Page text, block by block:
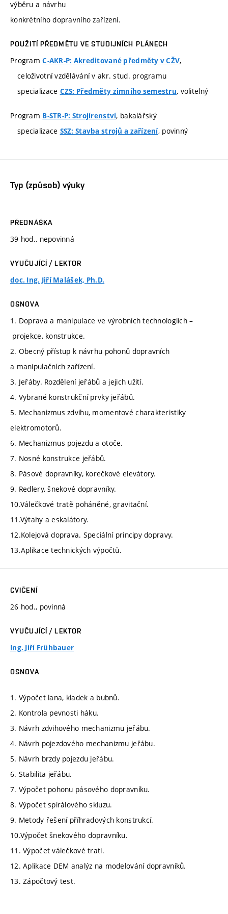
výběru a návrhu
konkrétního dopravního zařízení.
POUŽITÍ PŘEDMĚTU VE STUDIJNÍCH PLÁNECH
ProgramC-AKR-P: Akreditované předměty v CŽV,
celoživotní vzdělávání v akr. stud. programu
specializace CZS: Předměty zimního semestru, volitelný
Program B-STR-P: Strojírenství, bakalářský
specializace SSZ: Stavba strojů a zařízení, povinný
Typ (způsob) výuky
PŘEDNÁŠKA
39 hod., nepovinná
VYUČUJÍCÍ / LEKTOR
doc. Ing. Jiří Malášek, Ph.D.
OSNOVA
1. Doprava a manipulace ve výrobních technologiích –
projekce, konstrukce.
2. Obecný přístup k návrhu pohonů dopravních
a manipulačních zařízení.
3. Jeřáby. Rozdělení jeřábů a jejich užití.
4. Vybrané konstrukční prvky jeřábů.
5. Mechanizmus zdvihu, momentové charakteristiky
elektromotorů.
6. Mechanizmus pojezdu a otoče.
7. Nosné konstrukce jeřábů.
8. Pásové dopravníky, korečkové elevátory.
9. Redlery, šnekové dopravníky.
10.Válečkové tratě poháněné, gravitační.
11.Výtahy a eskalátory.
12.Kolejová doprava. Speciální principy dopravy.
13.Aplikace technických výpočtů.
CVIČENÍ
26 hod., povinná
VYUČUJÍCÍ / LEKTOR
Ing. Jiří Frühbauer
OSNOVA
1. Výpočet lana, kladek a bubnů.
2. Kontrola pevnosti háku.
3. Návrh zdvihového mechanizmu jeřábu.
4. Návrh pojezdového mechanizmu jeřábu.
5. Návrh brzdy pojezdu jeřábu.
6. Stabilita jeřábu.
7. Výpočet pohonu pásového dopravníku.
8. Výpočet spirálového skluzu.
9. Metody řešení příhradových konstrukcí.
10.Výpočet šnekového dopravníku.
11. Výpočet válečkové trati.
12. Aplikace DEM analýz na modelování dopravníků.
13. Zápočtový test.